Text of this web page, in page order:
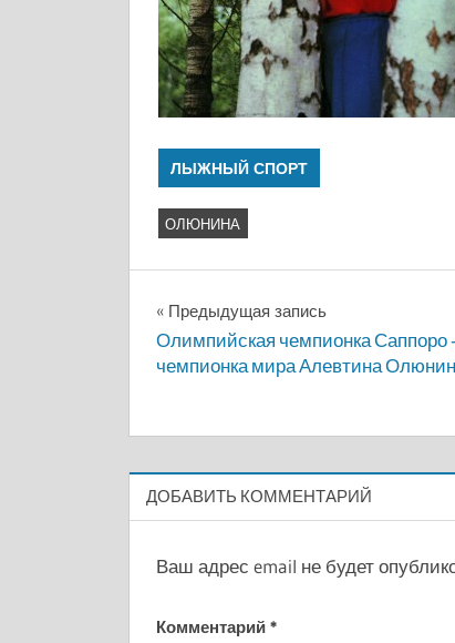
ЛЫЖНЫЙ СПОРТ
ОЛЮНИНА
Навигация
по
Предыдущая запись
Олимпийская чемпионка Саппоро -
чемпионка мира Алевтина
ДОБАВИТЬ КОММЕНТАРИЙ
Ваш адрес email не будет
Комментарий *